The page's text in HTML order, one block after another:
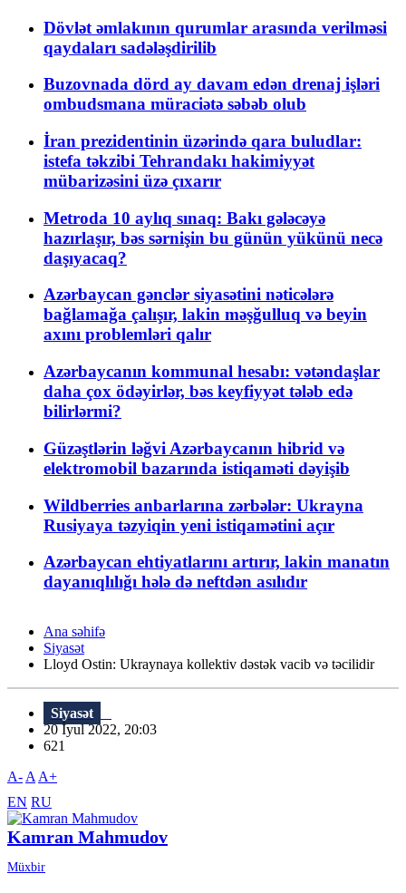
Dövlət əmlakının qurumlar arasında verilməsi
qaydaları sadələşdirilib
Buzovnada dörd ay davam edən drenaj işləri
ombudsmana müraciətə səbəb olub
İran prezidentinin üzərində qara buludlar:
istefa təkzibi Tehrandakı hakimiyyət
mübarizəsini üzə çıxarır
Metroda 10 aylıq sınaq: Bakı gələcəyə
hazırlaşır, bəs sərnişin bu günün yükünü necə
daşıyacaq?
Azərbaycan gənclər siyasətini nəticələrə
bağlamağa çalışır, lakin məşğulluq və beyin
axını problemləri qalır
Azərbaycanın kommunal hesabı: vətəndaşlar
daha çox ödəyirlər, bəs keyfiyyət tələb edə
bilirlərmi?
Güzəştlərin ləğvi Azərbaycanın hibrid və
elektromobil bazarında istiqaməti dəyişib
Wildberries anbarlarına zərbələr: Ukrayna
Rusiyaya təzyiqin yeni istiqamətini açır
Azərbaycan ehtiyatlarını artırır, lakin manatın
dayanıqlılığı hələ də neftdən asılıdır
Ana səhifə
Siyasət
Lloyd Ostin: Ukraynaya kollektiv dəstək vacib və təcilidir
Siyasət
20 İyul 2022, 20:03
621
A- A A+
EN RU
Kamran Mahmudov
Müxbir